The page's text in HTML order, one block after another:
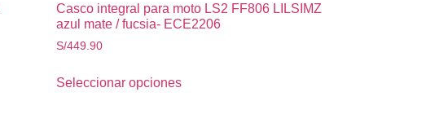
Casco integral para moto LS2 FF806 LILSIMZ
azul mate / fucsia- ECE2206
S/449.90
Seleccionar opciones